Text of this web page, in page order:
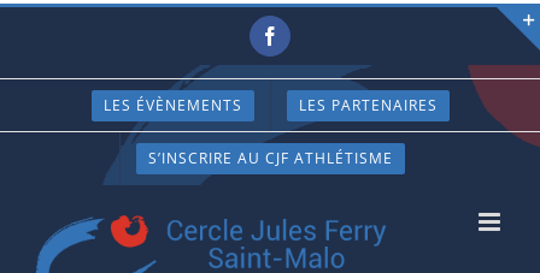
Passer
contenu
Facebook
LES ÉVÈNEMENTS LES PARTENAIRES
S’INSCRIRE AU CJF ATHLÉTISME